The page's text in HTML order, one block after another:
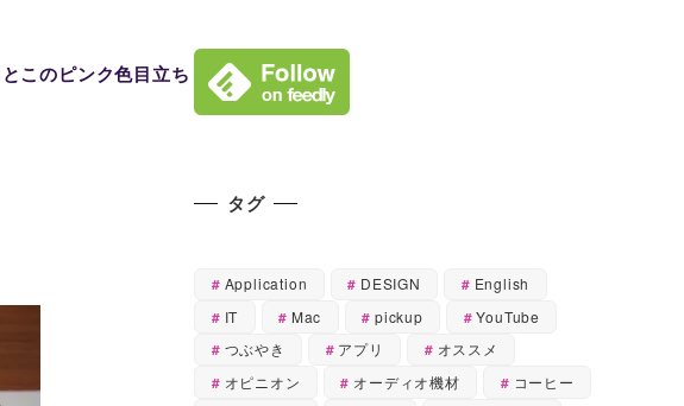
このピンク色目立ち
タグ
Application DESIGN
English
IT
Mac pickup
YouTube
つぶやき
アプリ
オススメ
オピニオン
オーディオ機材
コーヒー